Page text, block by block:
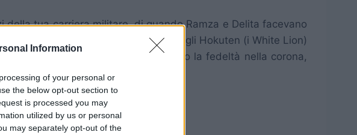
Information
of your personal or
the below opt-out section to
is processed you may
utilized by us or personal
may separately opt-out of the
tua carriera militare, di quando Ramza e Delita facevano
War”, la guerra tra la famiglia degli Hokuten (i White Lion)
e senza dimora. Molti persero la fedeltà nella corona,
del Regno.
lo capirai: